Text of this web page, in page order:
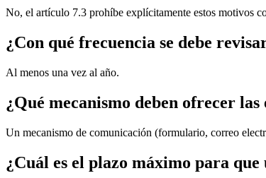
No, el artículo 7.3 prohíbe explícitamente estos motivos
¿Con qué frecuencia se debe
Al menos una vez al año.
¿Qué mecanismo deben ofrecer
Un mecanismo de comunicación (formulario, correo
¿Cuál es el plazo máximo para